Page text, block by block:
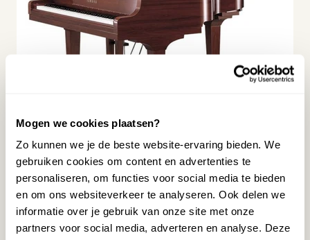
Mogen we cookies plaatsen?
Zo kunnen we je de beste website-ervaring bieden. We
gebruiken cookies om content en advertenties te
personaliseren, om functies voor social media te bieden
en om ons websiteverkeer te analyseren. Ook delen we
informatie over je gebruik van onze site met onze
partners voor social media, adverteren en analyse. Deze
YAMAHA C1X PM MESSING VLEUGEL
36.112,00
Beschikbaar op bestelling